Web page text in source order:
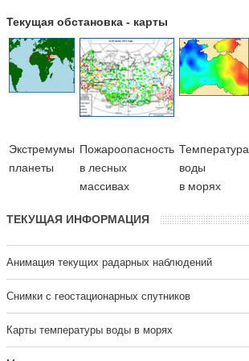
Текущая обстановка - карты
Экстремумы
планеты
Пожароопасность
в лесных
массивах
Температура
воды
в морях
ТЕКУЩАЯ ИНФОРМАЦИЯ
Анимация текущих радарных наблюдений
Cнимки с геостационарных спутников
Карты температуры воды в морях